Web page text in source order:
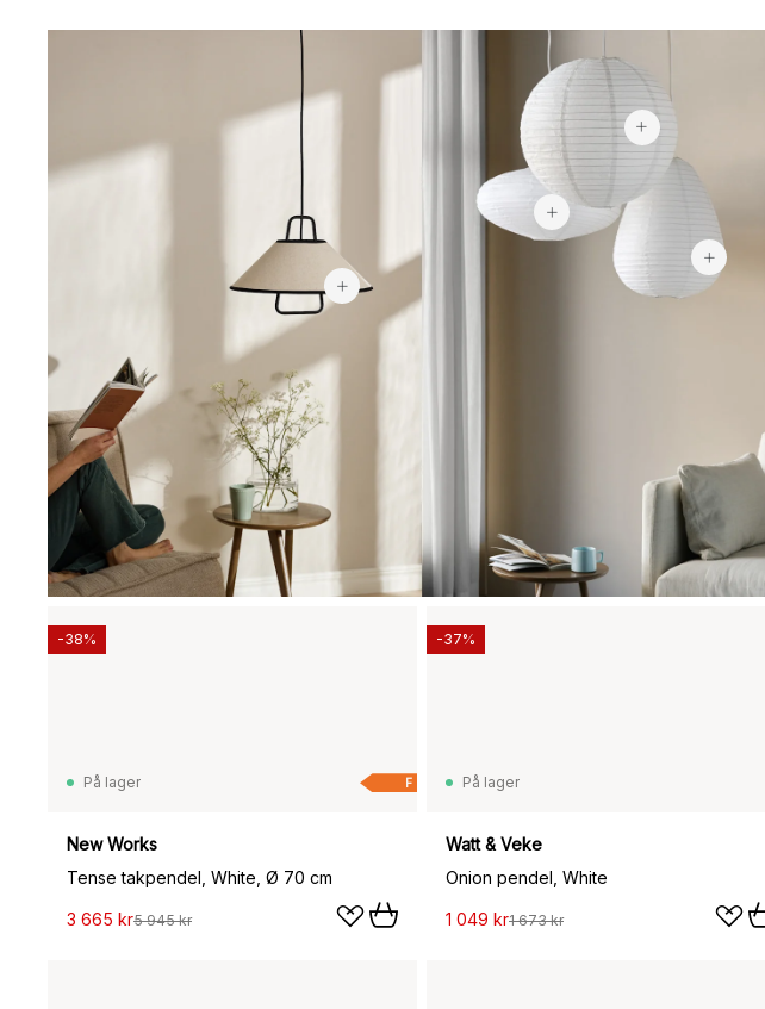
F
På lager
New Works
Tense takpendel, White, Ø 70 cm
3 665 kr5 945 kr
-38%
På lager
Watt & Veke
Onion pendel, White
1 049 kr1 673 kr
-37%